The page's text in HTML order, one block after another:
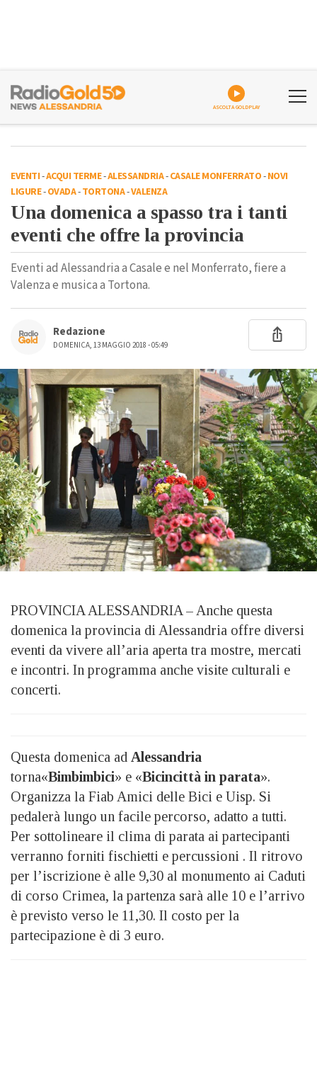
ASCOLTA GOLDPLAY
EVENTI-ACQUI TERME-ALESSANDRIA-CASALE MONFERRATO-NOVI
LIGURE-OVADA-TORTONA-VALENZA
Una domenica a spasso tra i tanti
eventi che offre la provincia
Eventi ad Alessandria a Casale e nel Monferrato, fiere a
Valenza e musica a Tortona.
Redazione
DOMENICA, 13 MAGGIO 2018 - 05:49
PROVINCIA ALESSANDRIA – Anche questa
domenica la provincia di Alessandria offre diversi
eventi da vivere all’aria aperta tra mostre, mercati
e incontri. In programma anche visite culturali e
concerti.
Questa domenica ad Alessandria
torna«Bimbimbici» e «Bicincittà in parata».
Organizza la Fiab Amici delle Bici e Uisp. Si
pedalerà lungo un facile percorso, adatto a tutti.
Per sottolineare il clima di parata ai partecipanti
verranno forniti fischietti e percussioni . Il ritrovo
per l’iscrizione è alle 9,30 al monumento ai Caduti
di corso Crimea, la partenza sarà alle 10 e l’arrivo
è previsto verso le 11,30. Il costo per la
partecipazione è di 3 euro.